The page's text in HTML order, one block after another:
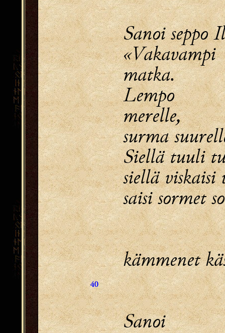
Sanoi seppo
matka.
Lempo
merelle,
surma
Siellä tuuli
siellä
saisi sormet
40
kämmenet
Sanoi